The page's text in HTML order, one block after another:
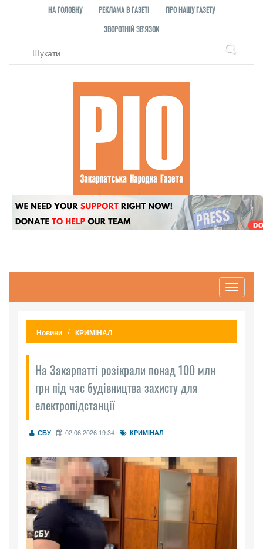
НА ГОЛОВНУ РЕКЛАМА В ГАЗЕТІ
ПРО НАШУ ГАЗЕТУ
ЗВОРОТНІЙ ЗВ'ЯЗОК
Toggle
Новини КРИМІНАЛ
На Закарпатті розікрали понад 100 млн
грн під час будівництва захисту для
електропідстанції
СБУ 02.06.2026 19:34 КРИМІНАЛ